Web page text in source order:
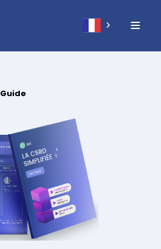
Guide